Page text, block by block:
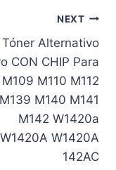
NEXT
Tóner Alternativo
CON CHIP Para
M110 M112
M139 M140 M141
M142 W1420a
W1420A W1420A
142AC